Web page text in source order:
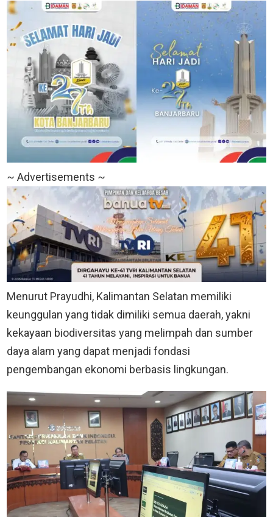
~ Advertisements ~
Menurut Prayudhi, Kalimantan Selatan memiliki
keunggulan yang tidak dimiliki semua daerah, yakni
kekayaan biodiversitas yang melimpah dan sumber
daya alam yang dapat menjadi fondasi
pengembangan ekonomi berbasis lingkungan.